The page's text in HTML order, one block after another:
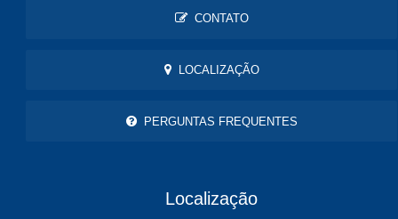
CONTATO
LOCALIZAÇÃO
PERGUNTAS FREQUENTES
Localização